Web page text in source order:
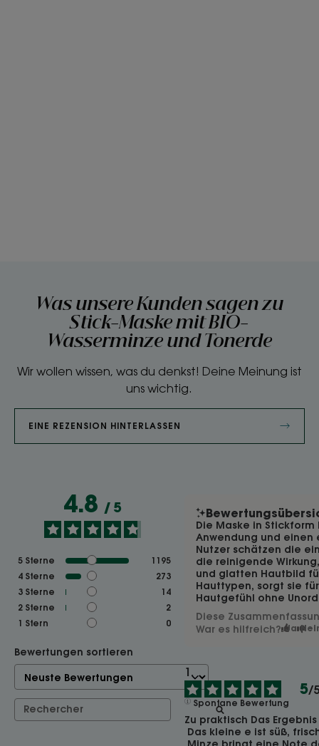
Was unsere Kunden sagen zu
Stick-Maske mit BIO-
Wasserminze und Tonerde
Wir wollen wissen, was du denkst! Deine Meinung ist
uns wichtig.
EINE REZENSION HINTERLASSEN
4.8 / 5
5 Sterne
1195
4 Sterne
273
3 Sterne
14
2 Sterne
2
1 Stern 0
Bewertungen sortieren
Die Maske in
Anwendung und einen
Nutzer schätzen die
die reinigende
und glatten Hautbild
Hauttypen, sorgt sie
Hautgefühl ohne
Diese
War es hilfreich? Ja
5/5
Spontane Bewertung
Zu praktisch Das